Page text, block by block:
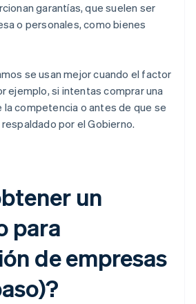
garantías, que suelen ser
o personales, como bienes
se usan mejor cuando el factor
ejemplo, si intentas comprar una
competencia o antes de que se
por el Gobierno.
un
para
de empresas